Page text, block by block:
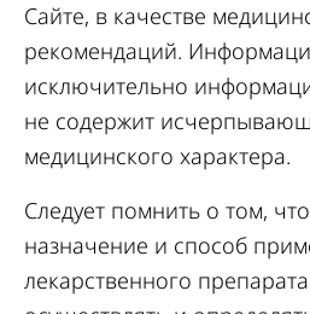
Сайте, в качестве
рекомендаций.
исключительно
не содержит
медицинского характера.
Следует помнить о том,
назначение и способ
лекарственного